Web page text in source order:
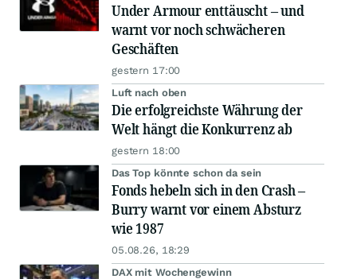
Under Armour enttäuscht – und
warnt vor noch schwächeren
Geschäften
gestern 17:00
Luft nach oben
Die erfolgreichste Währung der
Welt hängt die Konkurrenz ab
gestern 18:00
Das Top könnte schon da sein
Fonds hebeln sich in den Crash –
Burry warnt vor einem Absturz
wie 1987
05.08.26, 18:29
DAX mit Wochengewinn